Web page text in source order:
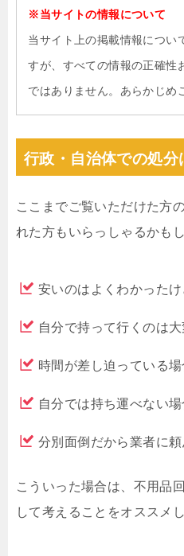
※当サイトの情報について
当サイト上の掲載情報につい
すが、すべての情報の正確性
ではありません。あらかじめ
行政・自治体での処分
ここまでご覧いただけた方
れた方もいらっしゃるかも
安いのはよくわかった
自分で持って行くのは
時間が差し迫っている
自分では持ち運べない
分別面倒だから業者に
こういった場合は、不用品
して考えることをオススメし